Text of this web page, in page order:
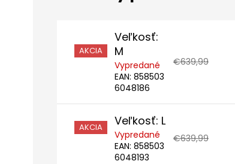
AKCIA
Veľkosť:
M
Vypredané
EAN: 858503
6048186
€639,99
AKCIA Veľkosť: L
Vypredané
EAN: 858503
6048193
€639,99